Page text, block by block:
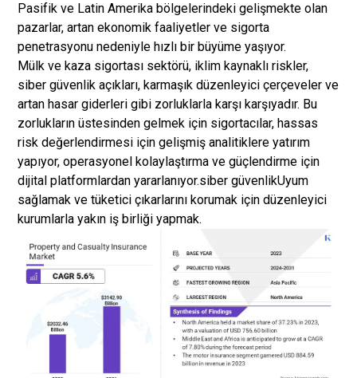
Pasifik ve Latin Amerika bölgelerindeki gelişmekte olan
pazarlar, artan ekonomik faaliyetler ve sigorta
penetrasyonu nedeniyle hızlı bir büyüme yaşıyor.
Mülk ve kaza sigortası sektörü, iklim kaynaklı riskler,
siber güvenlik açıkları, karmaşık düzenleyici çerçeveler ve
artan hasar giderleri gibi zorluklarla karşı karşıyadır. Bu
zorlukların üstesinden gelmek için sigortacılar, hassas
risk değerlendirmesi için gelişmiş analitiklere yatırım
yapıyor, operasyonel kolaylaştırma ve güçlendirme için
dijital platformlardan yararlanıyor.siber güvenlikUyum
sağlamak ve tüketici çıkarlarını korumak için düzenleyici
kurumlarla yakın iş birliği yapmak.